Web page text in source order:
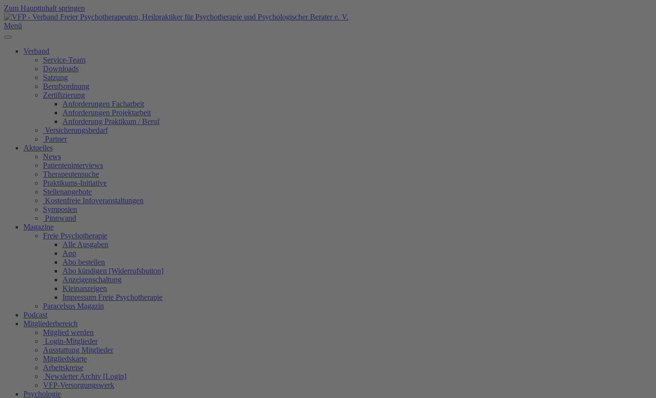
Zum Hauptinhalt springen
Menü
Verband
Service-Team
Downloads
Satzung
Berufsordnung
Zertifizierung
Anforderungen Facharbeit
Anforderungen Projektarbeit
Anforderung Praktikum / Beruf
Versicherungsbedarf
Partner
Aktuelles
News
Patienteninterviews
Therapeutensuche
Praktikums-Initiative
Stellenangebote
Kostenfreie Infoveranstaltungen
Symposien
Pinnwand
Magazine
Freie Psychotherapie
Alle Ausgaben
App
Abo bestellen
Abo kündigen [Widerrufsbutton]
Anzeigenschaltung
Kleinanzeigen
Impressum Freie Psychotherapie
Paracelsus Magazin
Podcast
Mitgliederbereich
Mitglied werden
Login-Mitglieder
Ausstattung Mitglieder
Mitgliedskarte
Arbeitskreise
Newsletter Archiv [Login]
VFP-Versorgungswerk
Psychologie